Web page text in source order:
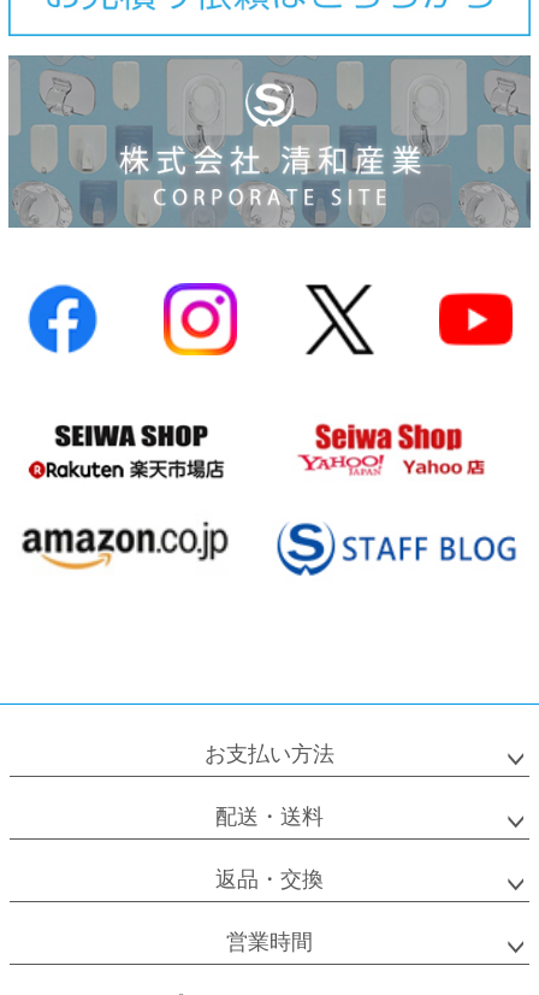
お支払い方法
配送・送料
返品・交換
営業時間